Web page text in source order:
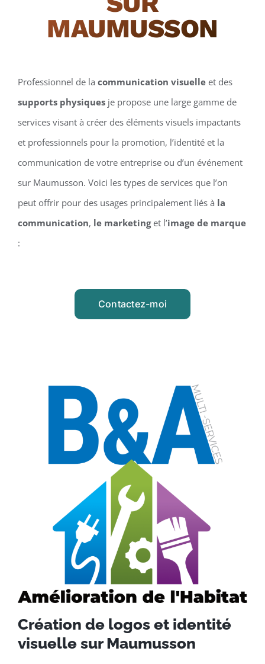
MAUMUSSON
Professionnel de la communication visuelleet des
supports physiquesje propose une large gamme de
services visant à créer des éléments visuels impactants
et professionnels pour la promotion, l’identité et la
communication de votre entreprise ou d’un événement
sur Maumusson. Voici les types de services que l’on
peut offrir pour des usages principalement liés à la
communication, le marketinget l’image de marque
:
Contactez-moi
Création de logos et identité
visuelle sur Maumusson